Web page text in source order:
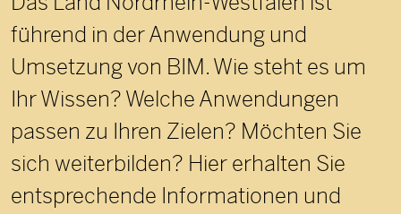
führend in der Anwendung und
Umsetzung von BIM. Wie steht es um
Ihr Wissen? Welche Anwendungen
passen zu Ihren Zielen? Möchten Sie
sich weiterbilden? Hier erhalten Sie
entsprechende Informationen und